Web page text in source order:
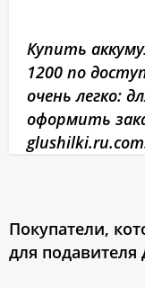
Купить
1200 по
очень легко:
оформить
Покупатели,
для подавителя